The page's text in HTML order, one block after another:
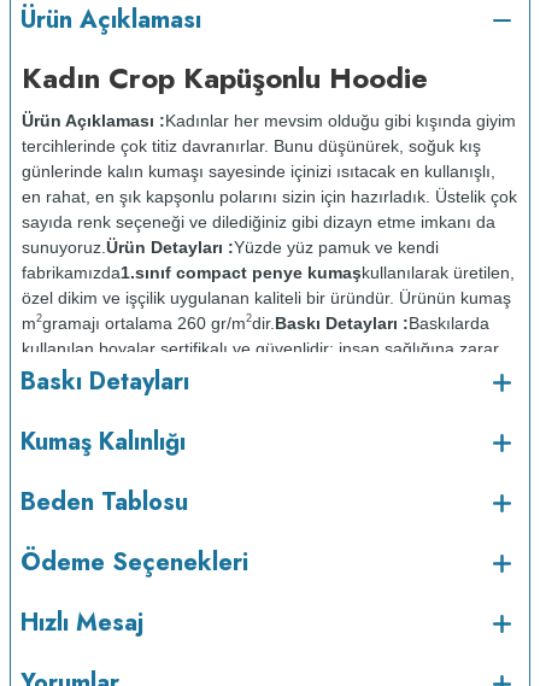
Ürün Açıklaması
Kadın Crop Kapüşonlu Hoodie
Ürün Açıklaması :Kadınlar her mevsim olduğu gibi kışında giyim
tercihlerinde çok titiz davranırlar. Bunu düşünürek, soğuk kış
günlerinde kalın kumaşı sayesinde içinizi ısıtacak en kullanışlı,
en rahat, en şık kapşonlu polarını sizin için hazırladık. Üstelik çok
sayıda renk seçeneği ve dilediğiniz gibi dizayn etme imkanı da
sunuyoruz. Ürün Detayları :Yüzde yüz pamuk ve kendi
fabrikamızda1.sınıf compact penye kumaşkullanılarak üretilen,
özel dikim ve işçilik uygulanan kaliteli bir üründür. Ürünün kumaş
m2gramajı ortalama 260 gr/m2dir. Baskı Detayları :Baskılarda
kullanılan boyalar sertifikalı ve güvenlidir; insan sağlığına zarar
vermez. Kumaş Kalınlığı :
yıkanır.Kuru temizleme yapılmaz.
Baskı Detayları
Kumaş Kalınlığı
Beden Tablosu
Ödeme Seçenekleri
Hızlı Mesaj